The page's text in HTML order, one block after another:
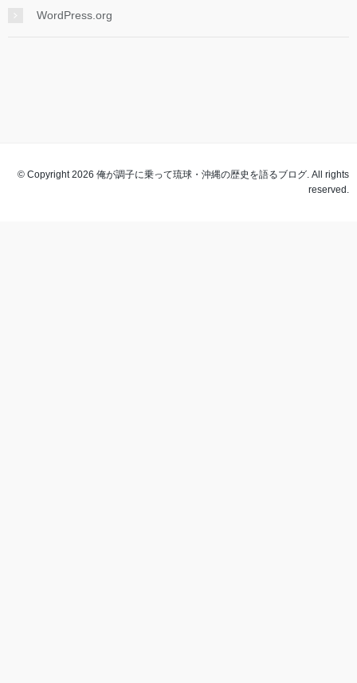
WordPress.org
© Copyright 2026 俺が調子に乗って琉球・沖縄の歴史を語るブログ. All rights
reserved.